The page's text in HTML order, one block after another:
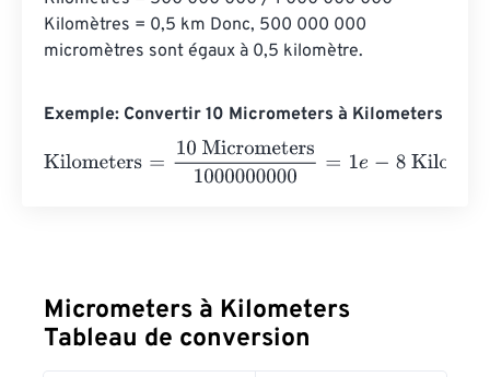
Kilomètres = 0,5 km Donc, 500 000 000
micromètres sont égaux à 0,5 kilomètre.
Exemple: Convertir 10 Micrometers à Kilometers
Kilometers
10 Micrometers1000000000 -8
Micrometers à Kilometers
Tableau de conversion